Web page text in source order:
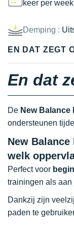
keer per
Demping :
EN DAT ZEGT
En dat
De New Balance
ondersteunen
New
welk
Perfect voor
trainingen als
Dankzij zijn
paden te